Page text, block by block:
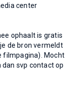
center
ophaalt is gratis
de bron vermeldt
filmpagina). Mocht
svp contact op